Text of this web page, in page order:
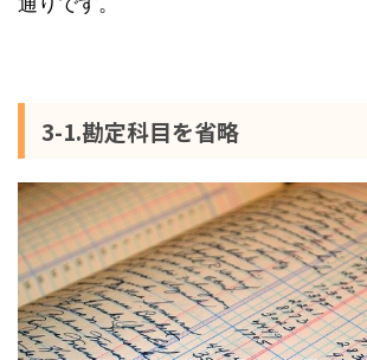
3-1.勘定科目を省略